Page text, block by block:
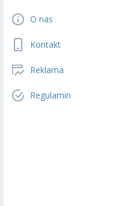
O nas
Kontakt
Reklama
Regulamin